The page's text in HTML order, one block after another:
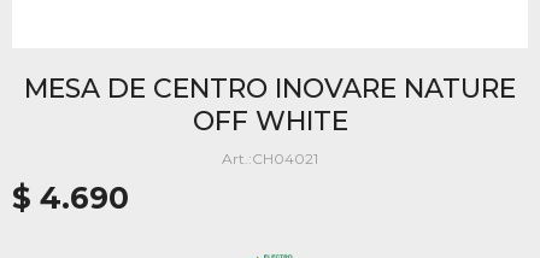
MESA DE CENTRO INOVARE NATURE
OFF WHITE
CH04021
$ 4.690